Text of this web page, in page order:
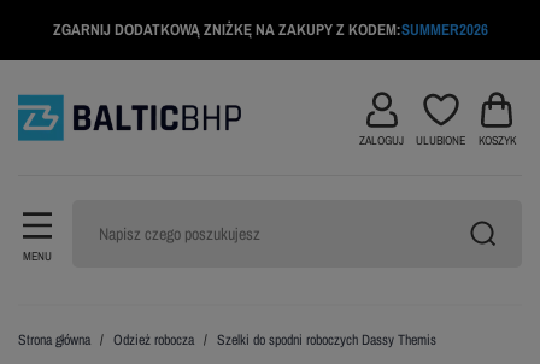
ZGARNIJ DODATKOWĄ ZNIŻKĘ NA ZAKUPY Z KODEM:SUMMER2026
MENU
ZALOGUJ ULUBIONE KOSZYK
Strona główna Odzież robocza Szelki do spodni roboczych Dassy Themis